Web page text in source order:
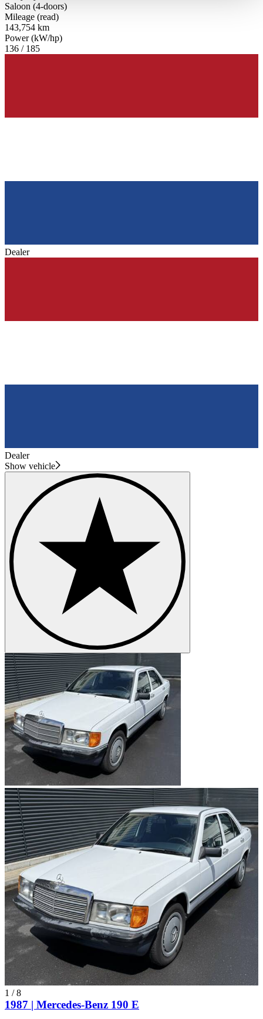
haben oder die sie im Rahmen Ihrer Nutzung der Dienste
gesammelt haben.
Saloon (4-doors)
Mileage (read)
143,754 km
Power (kW/hp)
136 / 185
Dealer
Dealer
Show vehicle
1 /8
1987 | Mercedes-Benz 190 E